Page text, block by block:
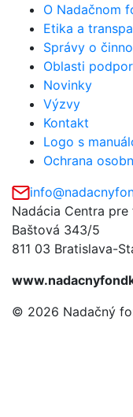
O Nadačnom
Etika a
Správy o
Oblasti
Novinky
Výzvy
Kontakt
Logo s
Ochrana
Nadácia Centra
Baštová 343/5
811 03 Bratislava-
© 2026 Nadačný